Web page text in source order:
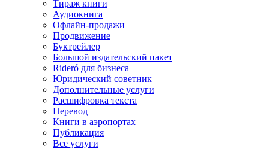
Тираж книги
Аудиокнига
Офлайн-продажи
Продвижение
Буктрейлер
Большой издательский пакет
Rideró для бизнеса
Юридический советник
Дополнительные услуги
Расшифровка текста
Перевод
Книги в аэропортах
Публикация
Все услуги